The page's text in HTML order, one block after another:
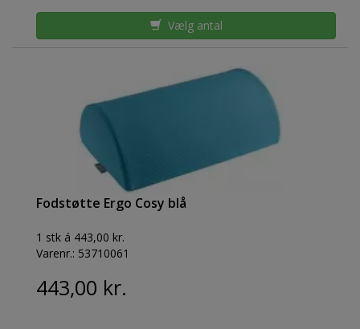
Vælg antal
Fodstøtte Ergo Cosy blå
1 stk á 443,00 kr.
Varenr.: 53710061
443,00 kr.